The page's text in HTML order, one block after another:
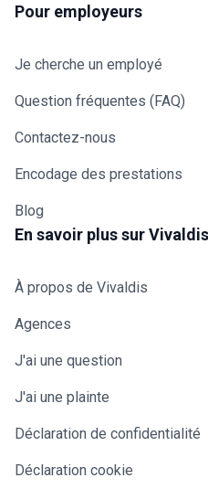
Pour employeurs
Je cherche un employé
Question fréquentes (FAQ)
Contactez-nous
Encodage des prestations
Blog
En savoir plus sur Vivaldis
À propos de Vivaldis
Agences
J'ai une question
J'ai une plainte
Déclaration de confidentialité
Déclaration cookie